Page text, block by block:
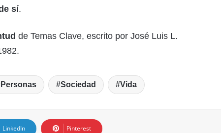
sí.
de Temas Clave, escrito por José Luis L.
Personas Sociedad Vida
LinkedIn Pinterest